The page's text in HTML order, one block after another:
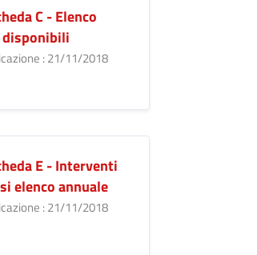
C - Elenco
: 21/11/2018
E - Interventi
elenco annuale
: 21/11/2018